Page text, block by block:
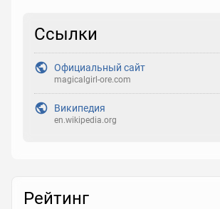
Ссылки
Официальный сайт
magicalgirl-ore.com
Википедия
en.wikipedia.org
Рейтинг